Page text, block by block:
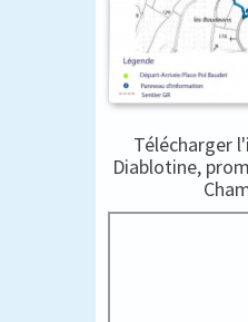
Télécharger
Diablotine,